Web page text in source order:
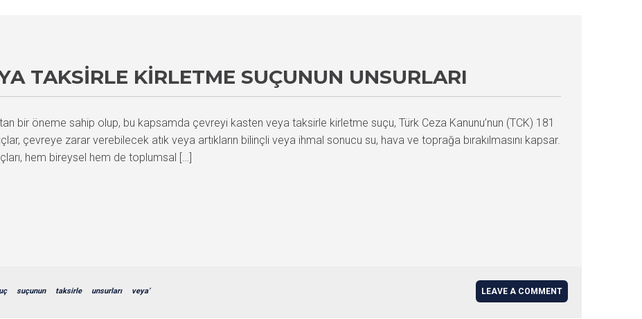
TAKSIRLE KIRLETME SUÇUNUN UNSURLARI
bir öneme sahip olup, bu kapsamda çevreyi kasten veya taksirle kirletme suçu, Türk Ceza Kanunu’nun (TCK) 181
çevreye zarar verebilecek atık veya artıkların bilinçli veya ihmal sonucu su, hava ve toprağa bırakılmasını kapsar.
hem bireysel hem de toplumsal […]
suçunun taksirle unsurları veya’ LEAVE A COMMENT